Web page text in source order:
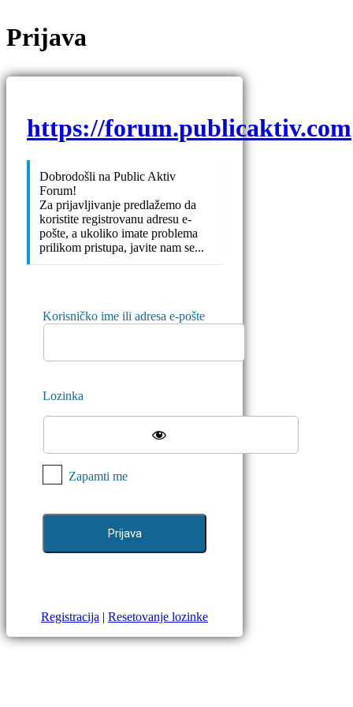
Prijava
https://forum.publicaktiv.com
Dobrodošli na Public Aktiv
Forum!
Za prijavljivanje predlažemo da
koristite registrovanu adresu e-
pošte, a ukoliko imate problema
prilikom pristupa, javite nam se...
Korisničko ime ili adresa e-pošte
Lozinka
Zapamti me
Registracija | Resetovanje lozinke